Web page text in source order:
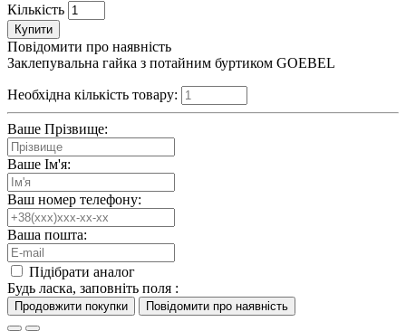
Кількість
Купити
Повідомити про наявність
Заклепувальна гайка з потайним буртиком GOEBEL
Необхідна кількість товару:
Ваше Прізвище:
Ваше Ім'я:
Ваш номер телефону:
Ваша пошта:
Підібрати аналог
Будь ласка, заповніть поля :